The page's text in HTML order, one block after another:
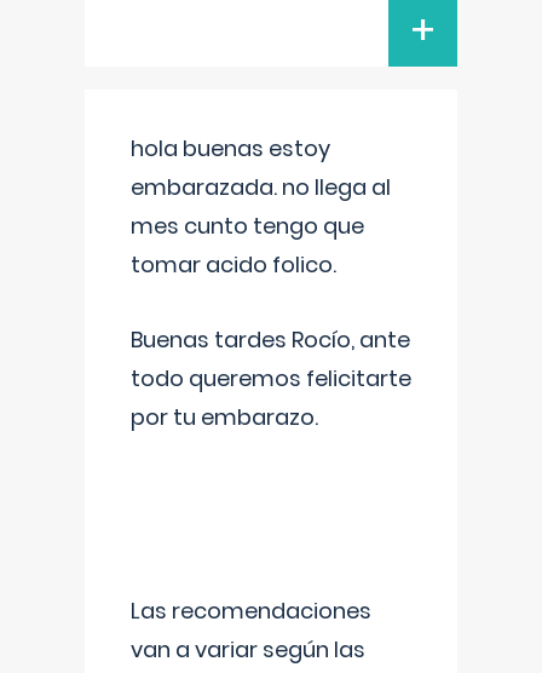
+
hola buenas estoy
embarazada. no llega al
mes cunto tengo que
tomar acido folico.
Buenas tardes Rocío, ante
todo queremos felicitarte
por tu embarazo.
Las recomendaciones
van a variar según las